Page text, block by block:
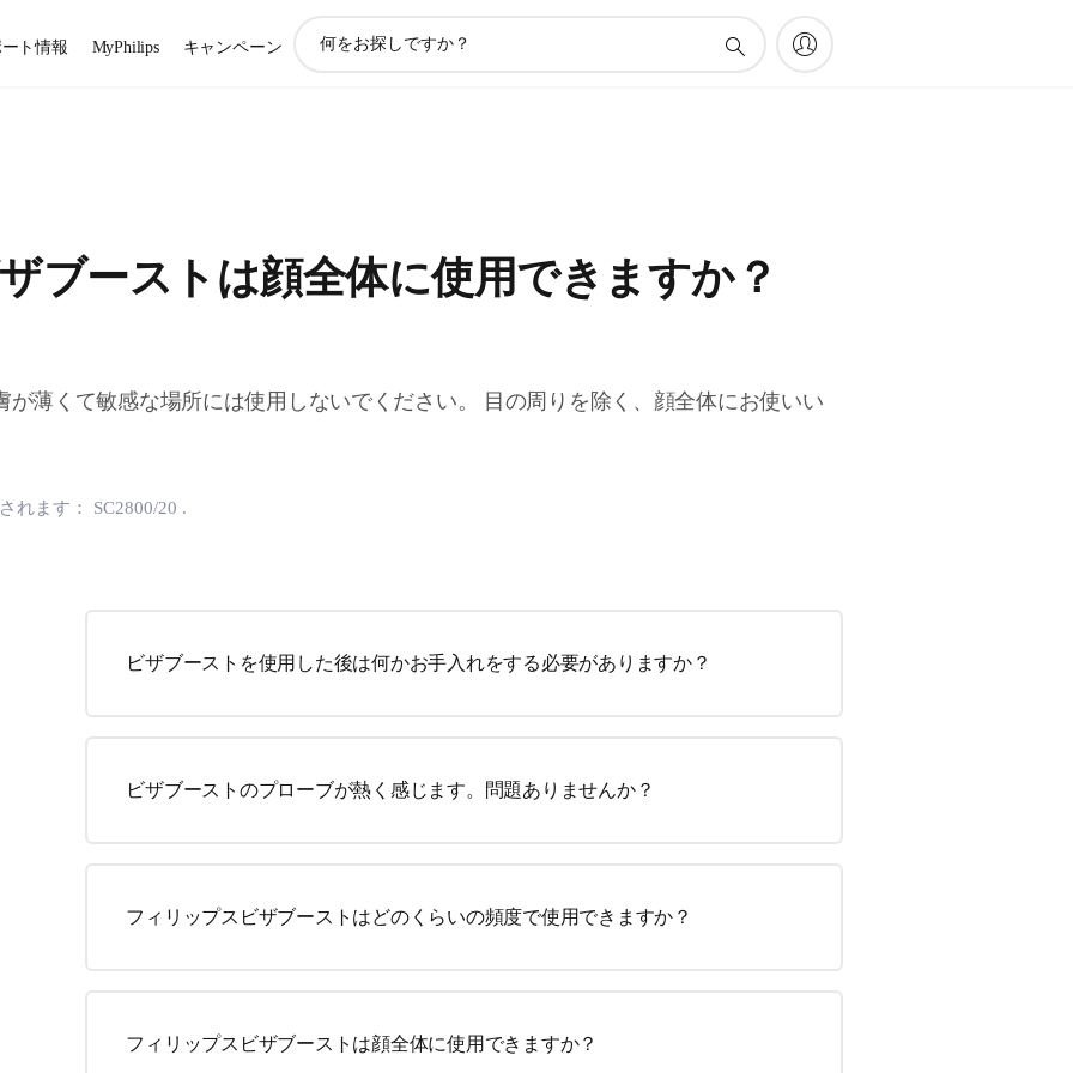
ト情報 MyPhilips キャンペーン
索
ブーストは顔全体に使用できますか？
薄くて敏感な場所には使用しないでください。 目の周りを除く、顔全体にお使いい
れます： SC2800/20 .
ビザブーストを使用した後は何かお手入れをする必要がありますか？
ビザブーストのプローブが熱く感じます。問題ありませんか？
フィリップスビザブーストはどのくらいの頻度で使用できますか？
フィリップスビザブーストは顔全体に使用できますか？